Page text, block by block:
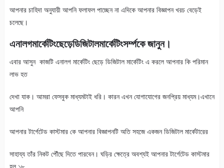
আপনার চাহিদা অনুযায়ী আপনি ফলাফল পাচ্ছেন না এদিকে আপনার বিজ্ঞাপন খরচ বেড়েই
চলেছে।
এনালগমার্কেটিংছেড়েডিজিটালমার্কেটিংসর্ম্পকে জানুন।
এবার আসুন কাজটি এনালগ মার্কেটিং ছেড়ে ডিজিটাল মার্কেটিং এ করলে আপনার কি পরিমান
লাভ হত
দেখা যাক। আমরা ফেসবুক মাধ্যমটাই ধরি। কারন এখন যোগাযোগের জনপ্রিয় মাধ্যম।এখানে
আপনি
আপনার টার্গেটেড কাস্টমার কে আপনার বিজ্ঞাপনটি অতি সহজে একজন ডিজিটাল মার্কেটারের
সাহায্য তাঁর নিকট পৌঁছে দিতে পারবেন। ঘড়ির ক্ষেত্রে অবশ্যই আপনার টার্গেটেড কাস্টমার